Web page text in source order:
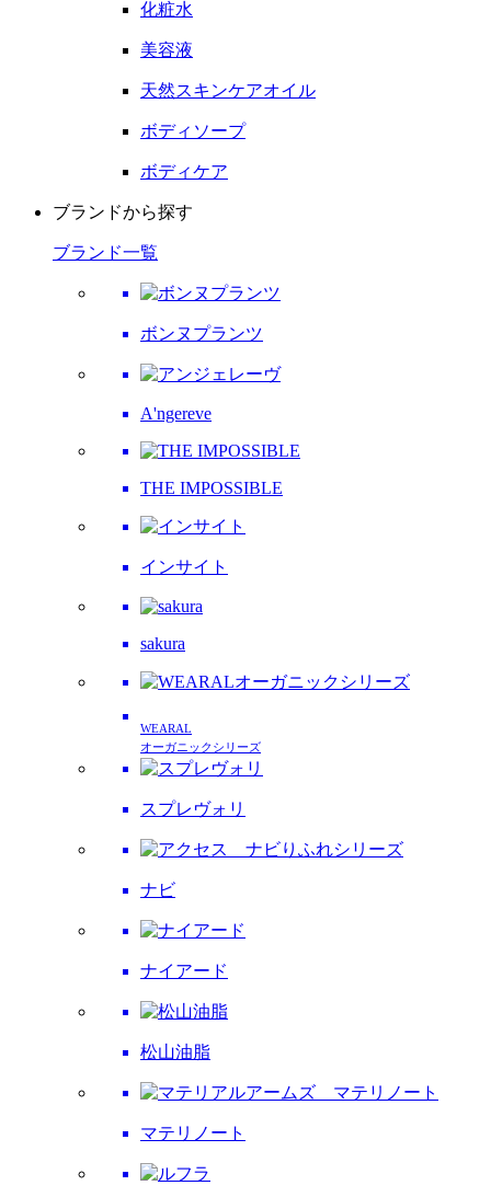
化粧水
美容液
天然スキンケアオイル
ボディソープ
ボディケア
ブランドから探す
ブランド一覧
ボンヌプランツ
A'ngereve
THE IMPOSSIBLE
インサイト
sakura
WEARAL
オーガニックシリーズ
スプレヴォリ
ナビ
ナイアード
松山油脂
マテリノート